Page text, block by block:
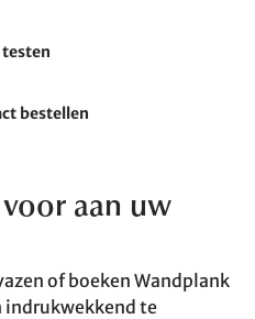
bestellen
aan uw
of boeken Wandplank
te